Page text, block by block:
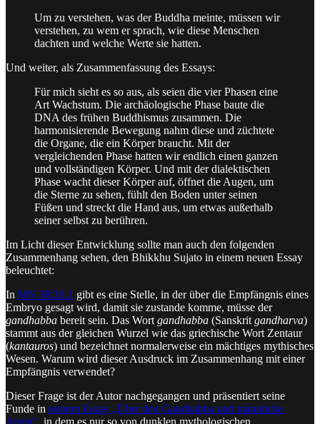
Um zu verstehen, was der Buddha meinte, müssen wir
verstehen, zu wem er sprach, wie diese Menschen
dachten und welche Werte sie hatten.
Und weiter, als Zusammenfassung des Essays:
Für mich sieht es so aus, als seien die vier Phasen eine
Art Wachstum. Die archäologische Phase baute die
DNA des frühen Buddhismus zusammen. Die
harmonisierende Bewegung nahm diese und züchtete
die Organe, die ein Körper braucht. Mit der
vergleichenden Phase hatten wir endlich einen ganzen
und vollständigen Körper. Und mit der dialektischen
Phase wacht dieser Körper auf, öffnet die Augen, um
die Sterne zu sehen, fühlt den Boden unter seinen
Füßen und streckt die Hand aus, um etwas außerhalb
seiner selbst zu berühren.
Im Licht dieser Entwicklung sollte man auch den folgenden
Zusammenhang sehen, den Bhikkhu Sujato in einem neuen Essay
beleuchtet:
In MN 38:26.1 gibt es eine Stelle, in der über die Empfängnis eines
Embryo gesagt wird, damit sie zustande komme, müsse der
gandhabba bereit sein. Das Wort gandhabba (Sanskrit gandharva)
stammt aus der gleichen Wurzel wie das griechische Wort Zentaur
(kantauros) und bezeichnet normalerweise ein mächtiges mythisches
Wesen. Warum wird dieser Ausdruck im Zusammenhang mit einer
Empfängnis verwendet?
Dieser Frage ist der Autor nachgegangen und präsentiert seine
Funde in seinem Essay „Über den Gandhabba und männliche
Angst“, in dem es nur so von dunklen mythologischen